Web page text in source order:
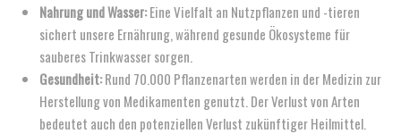
Nahrung und Wasser:Eine Vielfalt an Nutzpflanzen und -tieren
sichert unsere Ernährung, während gesunde Ökosysteme für
sauberes Trinkwasser sorgen.
Gesundheit:Rund 70.000 Pflanzenarten werden in der Medizin zur
Herstellung von Medikamenten genutzt. Der Verlust von Arten
bedeutet auch den potenziellen Verlust zukünftiger Heilmittel.